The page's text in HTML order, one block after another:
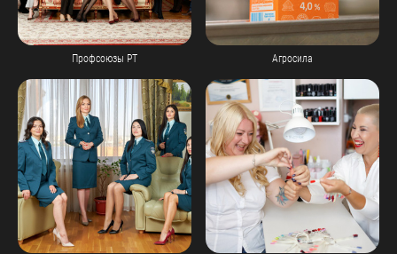
Профсоюзы РТ Агросила